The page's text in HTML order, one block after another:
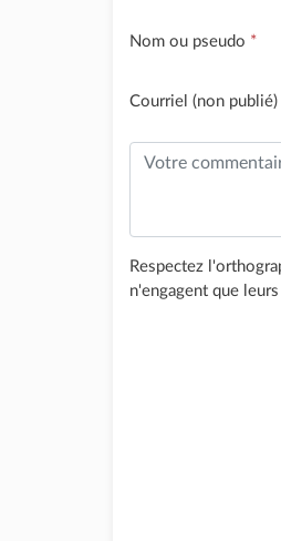
Nom ou pseudo *
Courriel (non publié)
Respectez
n'engagent que